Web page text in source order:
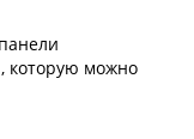
которую можно